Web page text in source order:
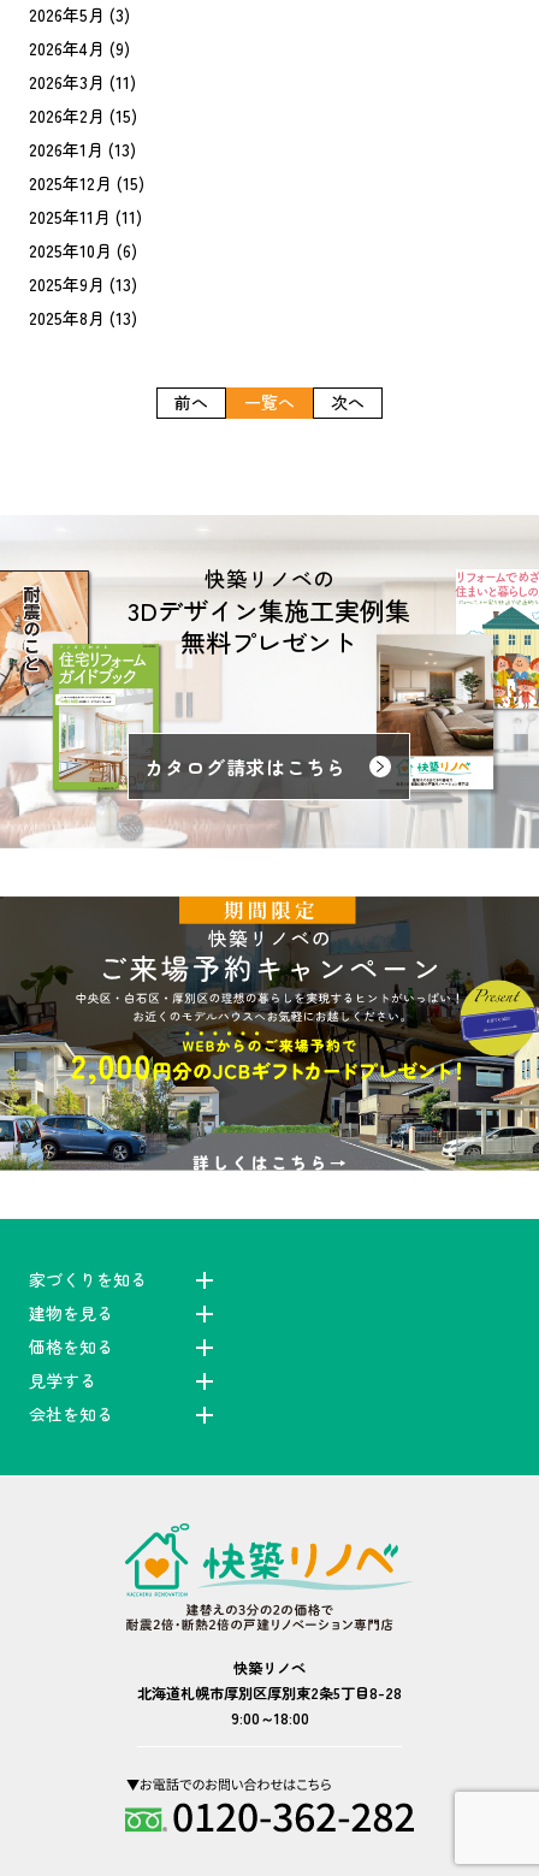
2026年5月 (3)
2026年4月 (9)
2026年3月 (11)
2026年2月 (15)
2026年1月 (13)
2025年12月 (15)
2025年11月 (11)
2025年10月 (6)
2025年9月 (13)
2025年8月 (13)
前へ 一覧へ 次へ
快築リノベの
3Dデザイン集施工実例集
無料プレゼント
カタログ請求はこちら
家づくりを知る
建物を見る
価格を知る
見学する
会社を知る
快築リノベ
北海道札幌市厚別区厚別東2条5丁目8-28
9:00～18:00